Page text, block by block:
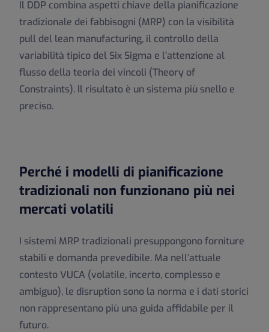
Il DDP combina aspetti chiave della pianificazione
tradizionale dei fabbisogni (MRP) con la visibilità
pull del lean manufacturing, il controllo della
variabilità tipico del Six Sigma e l’attenzione al
flusso della teoria dei vincoli (Theory of
Constraints). Il risultato è un sistema più snello e
preciso.
Perché i modelli di pianificazione
tradizionali non funzionano più nei
mercati volatili
I sistemi MRP tradizionali presuppongono forniture
stabili e domanda prevedibile. Ma nell’attuale
contesto VUCA (volatile, incerto, complesso e
ambiguo), le disruption sono la norma e i dati storici
non rappresentano più una guida affidabile per il
futuro.